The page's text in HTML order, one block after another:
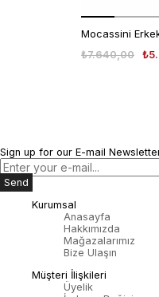
₺7.640,00
Sign up for our E-mail
Send
Kurumsal
Anasayfa
Hakkımızda
Mağazalarımız
Bize Ulaşın
Müşteri İlişkileri
Üyelik